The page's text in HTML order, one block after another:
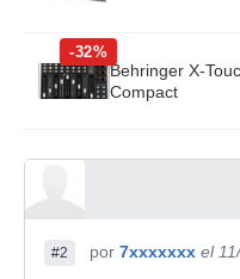
-32%
Behringer X-
Compact
#2 por 7xxxxxxx el